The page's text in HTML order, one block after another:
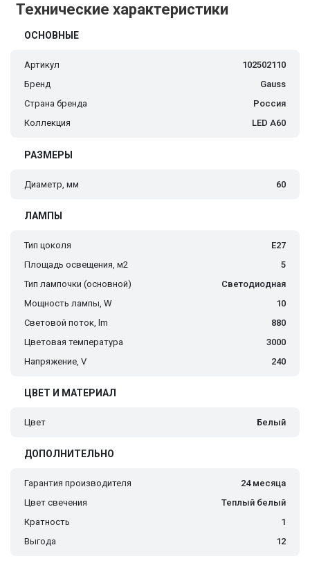
Технические характеристики
ОСНОВНЫЕ
Артикул
102502110
Бренд
Gauss
Страна бренда
Россия
Коллекция
LED A60
РАЗМЕРЫ
Диаметр, мм 60
ЛАМПЫ
Тип цоколя
E27
Площадь освещения, м2
5
Тип лампочки (основной)
Светодиодная
Мощность лампы, W
10
Световой поток, lm
880
Цветовая температура
3000
Напряжение, V
240
ЦВЕТ И МАТЕРИАЛ
Цвет Белый
ДОПОЛНИТЕЛЬНО
Гарантия производителя
24 месяца
Цвет свечения
Теплый белый
Кратность
1
Выгода
12